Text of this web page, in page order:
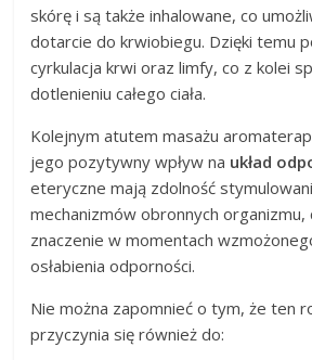
skórę i są także inhalowane, co
dotarcie do krwiobiegu. Dzięki temu
cyrkulacja krwi oraz limfy, co z kolei
dotlenieniu całego ciała.
Kolejnym atutem masażu
jego pozytywny wpływ na układ
eteryczne mają zdolność
mechanizmów obronnych organizmu,
znaczenie w momentach
osłabienia odporności.
Nie można zapomnieć o tym, że ten
przyczynia się również do: